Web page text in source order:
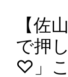
【佐
で押
♡」